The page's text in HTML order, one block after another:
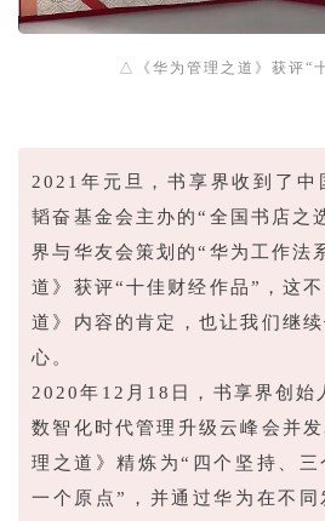
△《华为管理之道》获评“
2021年元旦，书享界收到了中
韬奋基金会主办的“全国书店之
界与华友会策划的“华为工作法
道》获评“十佳财经作品”，这
道》内容的肯定，也让我们继
心。
2020年12月18日，书享界创始
数智化时代管理升级云峰会并
理之道》精炼为“四个坚持、三
一个原点”，并通过华为在不